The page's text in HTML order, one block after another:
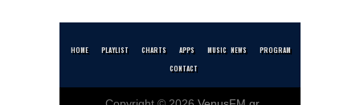
HOME PLAYLIST CHARTS APPS MUSIC NEWS
PROGRAM
CONTACT